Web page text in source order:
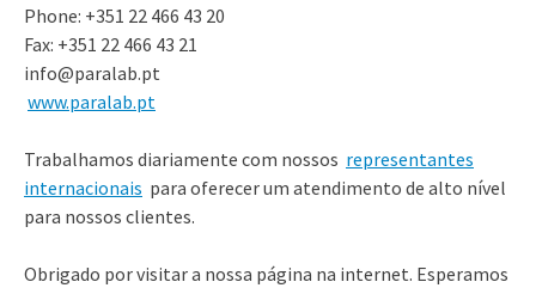
Phone: +351 22 466 43 20
Fax: +351 22 466 43 21
info@paralab.pt
www.paralab.pt
Trabalhamos diariamente com nossos representantes
internacionais para oferecer um atendimento de alto nível
para nossos clientes.
Obrigado por visitar a nossa página na internet. Esperamos